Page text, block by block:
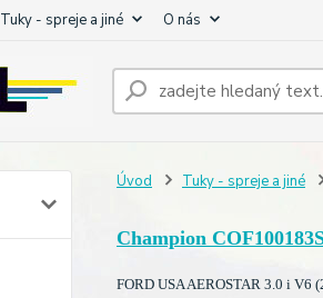
Tuky - spreje a jiné O nás
Úvod Tuky - spreje a jiné
Champion
FORD USA AEROSTAR 3.0 i